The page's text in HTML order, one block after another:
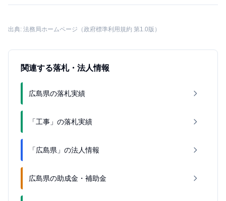
出典: 法務局ホームページ（政府標準利用規約 第1.0版）
関連する落札・法人情報
広島県の落札実績
「工事」の落札実績
「広島県」の法人情報
広島県の助成金・補助金